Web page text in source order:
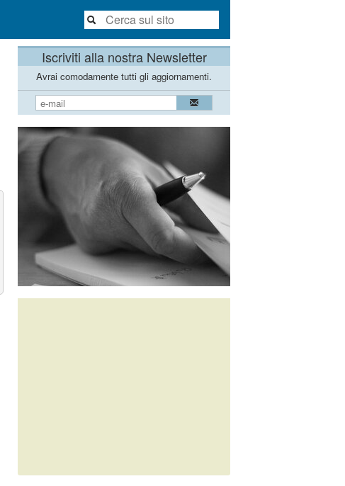
Iscriviti alla nostra Newsletter
Avrai comodamente tutti gli aggiornamenti.